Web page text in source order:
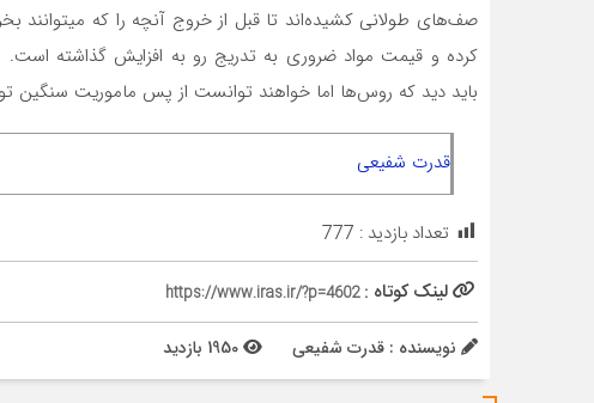
صف‌های طولانی کشیده‌اند تا قبل از خروج آنچه را که
کرده و قیمت مواد ضروری به تدریج رو به افزایش گذاشته است.
باید دید که روس‌ها اما خواهند توانست از پس ماموریت سنگین
قدرت شفیعی
تعداد بازدید : 777
لینک کوتاه :https://www.iras.ir/?p=4602
نویسنده : قدرت شفیعی